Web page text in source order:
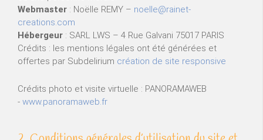
Webmaster : Noëlle REMY – noelle@rainet-
creations.com
Hébergeur : SARL LWS – 4 Rue Galvani 75017 PARIS
Crédits : les mentions légales ont été générées et
offertes par Subdelirium création de site responsive
Crédits photo et visite virtuelle : PANORAMAWEB
- www.panoramaweb.fr